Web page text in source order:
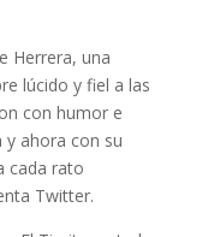
Herrera, una
lúcido y fiel a las
con humor e
y ahora con su
cada rato
Twitter.